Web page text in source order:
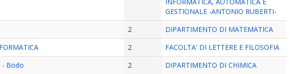
GESTIONALE -ANTONIO RUBERTI-
2
DIPARTIMENTO DI MATEMATICA
2
FACOLTA' DI LETTERE E FILOSOFIA
- Bodo
2
DIPARTIMENTO DI CHIMICA